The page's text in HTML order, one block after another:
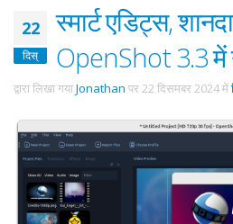
22
दिस्
स्मार्ट एडिट्स,
OpenShot 3.3 में
द्वारा लिखा गयाJonathan पर22 दिसमबर 2024में